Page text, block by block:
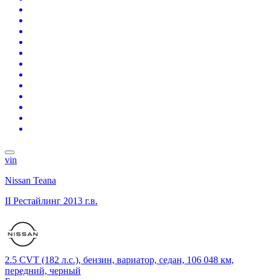
vin
Nissan Teana
II Рестайлинг 2013 г.в.
2.5 CVT (182 л.с.), бензин, вариатор, седан, 106 048 км,
передний, черный